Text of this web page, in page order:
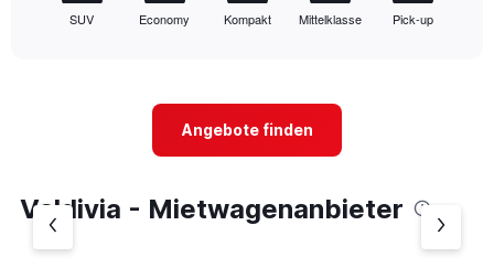
has
Y
SUV Economy Kompakt Mittelklasse Pick-up
Angebote finden
Valdivia - Mietwagenanbieter